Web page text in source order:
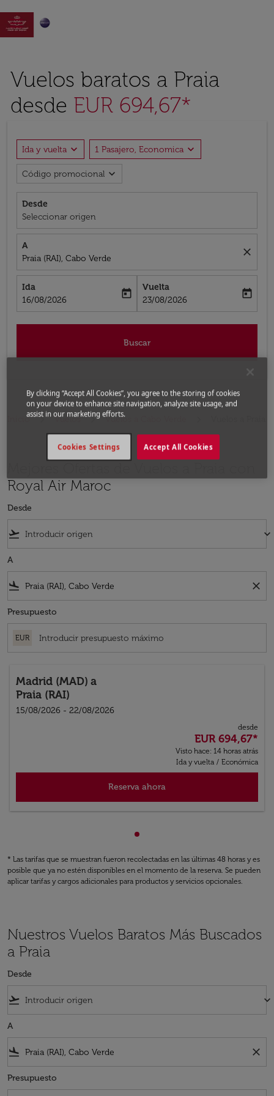

Vuelos baratos a Praia
desde EUR 694,67*
Ida y vuelta expand_more 1 Pasajero, Economica expand_more
Código promocional expand_more
Desde
Seleccionar origen
A
Praia (RAI), Cabo Verde
close
Ida
fc-booking-departure-date-aria-label
16/08/2026
today
Vuelta
fc-booking-return-date-aria-label
23/08/2026
today
Buscar
Inicio Vuelos Vuelos a Cabo Verde
Royal Air Maroc
Desde
flight_takeoff keyboard_arrow_down
A
flight_land close
Presupuesto
EUR
Madrid (MAD) a
Praia (RAI)
15/08/2026 - 22/08/2026
desde
EUR 694,67*
Visto hace: 14 horas atrás
Ida y vuelta / Económica
Reserva ahora
Mostrando cmp-pagination-
* Las tarifas que se muestran fueron recolectadas en las últimas 48 horas y es
posible que ya no estén disponibles en el momento de la reserva. Se pueden
aplicar tarifas y cargos adicionales para productos y servicios opcionales.
Nuestros Vuelos Baratos Más Buscados
a Praia
Desde
flight_takeoff keyboard_arrow_down
A
flight_land close
Presupuesto
By clicking “Accept All Cookies”, you agree to the storing of cookies
on your device to enhance site navigation, analyze site usage, and
assist in our marketing efforts.
Accept All Cookies
Cookies Settings